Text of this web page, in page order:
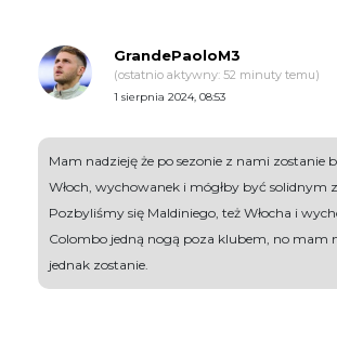
GrandePaoloM3
(ostatnio aktywny: 52 minuty temu)
1 sierpnia 2024, 08:53
Mam nadzieję że po sezonie z nami zostanie
Włoch, wychowanek i mógłby być solidnym
Pozbyliśmy się Maldiniego, też Włocha i
Colombo jedną nogą poza klubem, no mam
jednak zostanie.